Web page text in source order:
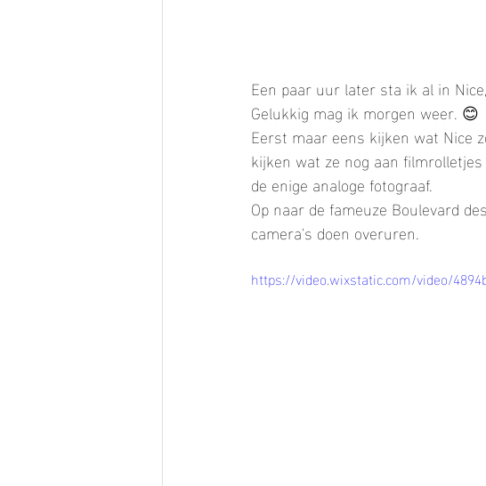
Een paar uur later sta ik al in
Gelukkig mag ik morgen weer. 😊
Eerst maar eens kijken wat Nice
kijken wat ze nog aan
de enige analoge fotograaf.
Op naar de fameuze Boulevard
camera's doen overuren.
https://video.wixstatic.com/video/